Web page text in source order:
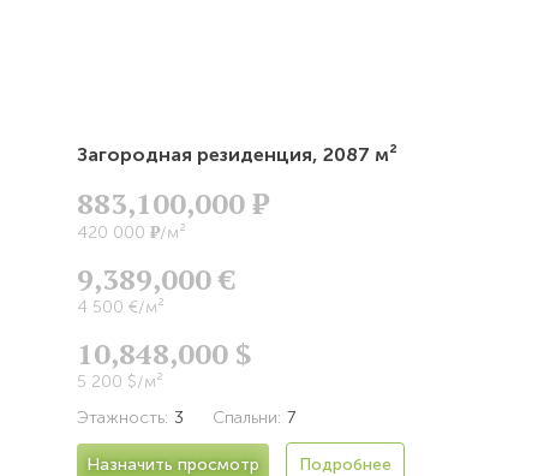
Загородная резиденция, 2087 м²
883,100,000Р
420 000 Р/м²
9,389,000 €
4 500 €/м²
10,848,000 $
5 200 $/м²
Этажность: 3 Спальни: 7
Назначить просмотр Подробнее